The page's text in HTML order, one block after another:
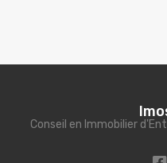
Conseil en Immobilier